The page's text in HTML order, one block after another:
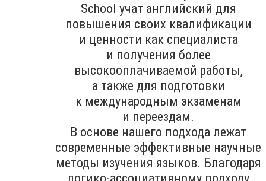
School учат английский для
повышения своих квалификации
и ценности как специалиста
и получения более
высокооплачиваемой работы,
а также для подготовки
к международным экзаменам
и переездам.
В основе нашего подхода лежат
современные эффективные научные
методы изучения языков. Благодаря